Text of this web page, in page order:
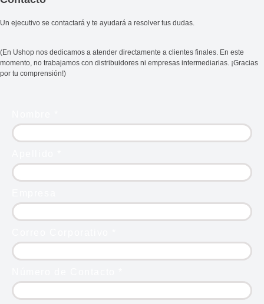
Un ejecutivo se contactará y te ayudará a resolver tus dudas.
(En Ushop nos dedicamos a atender directamente a clientes finales. En este
momento, no trabajamos con distribuidores ni empresas intermediarias. ¡Gracias
por tu comprensión!)